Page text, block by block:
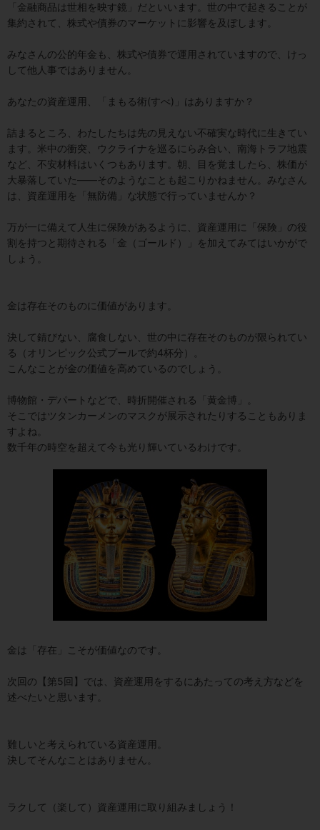
「金融商品は世相を映す鏡」だといいます。世の中で起きることが
集約されて、株式や債券のマーケットに影響を及ぼします。
みなさんの公的年金も、株式や債券で運用されていますので、けっ
して他人事ではありません。
あなたの資産運用、「まもる術(すべ)」はありますか？
詰まるところ、わたしたちは先の見えない不確実な時代に生きてい
ます。米中の衝突、ウクライナを巡るにらみ合い、南海トラフ地震
など、不安材料はいくつもあります。朝、目を覚ましたら、株価が
大暴落していた――そのようなことも起こりかねません。みなさん
は、資産運用を「無防備」な状態で行っていませんか？
万が一に備えて人生に保険があるように、資産運用に「保険」の役
割を持つと期待される「金（ゴールド）」を加えてみてはいかがで
しょう。
金は存在そのものに価値があります。
決して錆びない、腐食しない、世の中に存在そのものが限られてい
る（オリンピック公式プールで約4杯分）。
こんなことが金の価値を高めているのでしょう。
博物館・デパートなどで、時折開催される「黄金博」。
そこではツタンカーメンのマスクが展示されたりすることもありま
すよね。
数千年の時空を超えて今も光り輝いているわけです。
金は「存在」こそが価値なのです。
次回の【第5回】では、資産運用をするにあたっての考え方などを
述べたいと思います。
難しいと考えられている資産運用。
決してそんなことはありません。
ラクして（楽して）資産運用に取り組みましょう！